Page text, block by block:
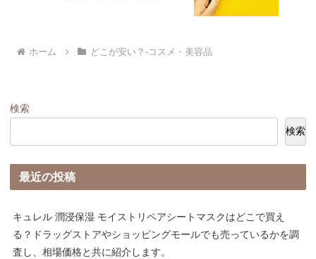
ホーム どこが安い？-コスメ・美容品
検索
検索
最近の投稿
キュレル 潤浸保湿 モイストリペアシートマスクはどこで買え
る？ドラッグストアやショッピングモールでも売っているかを調
査し、相場価格と共に紹介します。